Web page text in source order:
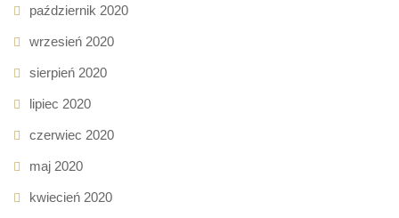
październik 2020
wrzesień 2020
sierpień 2020
lipiec 2020
czerwiec 2020
maj 2020
kwiecień 2020